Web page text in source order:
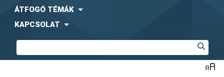
ÁTFOGÓ TÉMÁK
KAPCSOLAT